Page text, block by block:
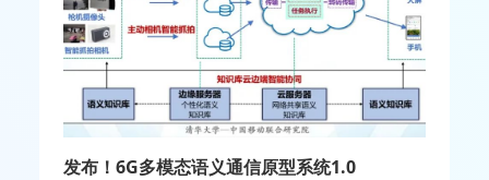
发布！6G多模态语义通信原型系统1.0